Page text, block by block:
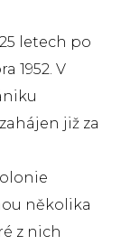
letech po
1952. V
již za
několika
z nich